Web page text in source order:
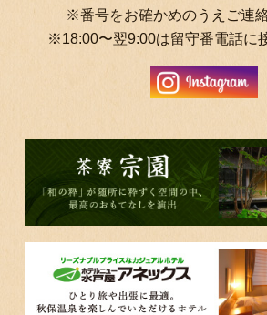
※番号をお確かめのうえご連絡
※18:00〜翌9:00は留守番電話に